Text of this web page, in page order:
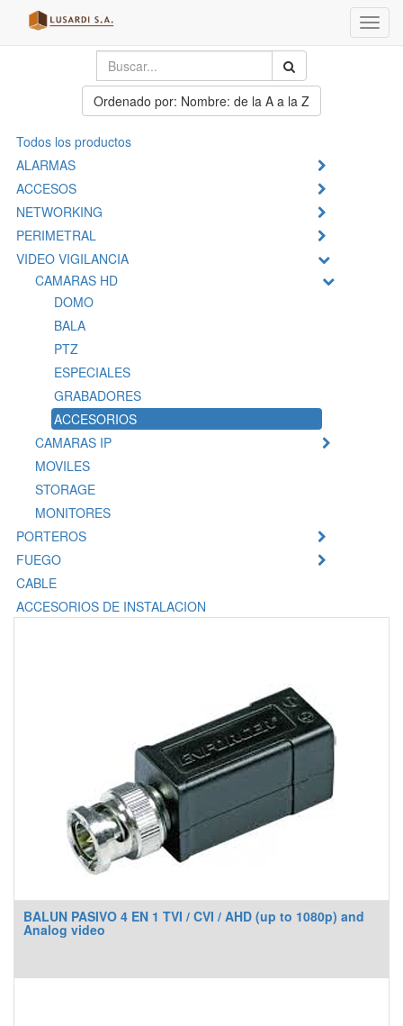
Menú
de
Ordenado por: Nombre: de la A a la Z
Todos los productos
ALARMAS
ACCESOS
NETWORKING
PERIMETRAL
VIDEO VIGILANCIA
CAMARAS HD
DOMO
BALA
PTZ
ESPECIALES
GRABADORES
ACCESORIOS
CAMARAS IP
MOVILES
STORAGE
MONITORES
PORTEROS
FUEGO
CABLE
ACCESORIOS DE INSTALACION
BALUN PASIVO 4 EN 1 TVI / CVI / AHD (up to 1080p) and
Analog video